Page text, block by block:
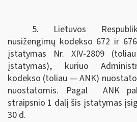
5. Lietuvos
nusižengimų kodekso 672 ir
įstatymas Nr. XIV-2809
įstatymas), kuriuo
kodekso (toliau — ANK)
nuostatomis. Pagal ANK
straipsnio 1 dalį šis įstatymas
30 d.